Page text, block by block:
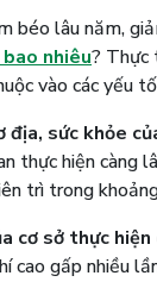
béo lâu năm,
nhiêu? Thực
vào các yếu
sức khỏe
thực hiện càng
trì trong
cơ sở thực hiện
cao gấp nhiều